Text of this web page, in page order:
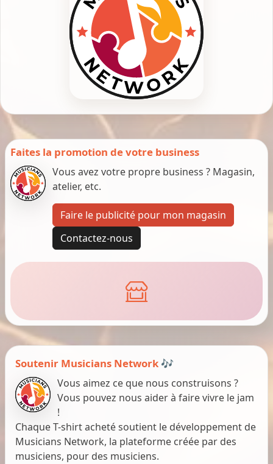
Faites la promotion de votre business
Vous avez votre propre business ? Magasin,
atelier, etc.
Faire le publicité pour mon magasin
Contactez-nous
Soutenir Musicians Network 🎶
Vous aimez ce que nous construisons ?
Vous pouvez nous aider à faire vivre le jam
!
Chaque T-shirt acheté soutient le développement de
Musicians Network, la plateforme créée par des
musiciens, pour des musiciens.